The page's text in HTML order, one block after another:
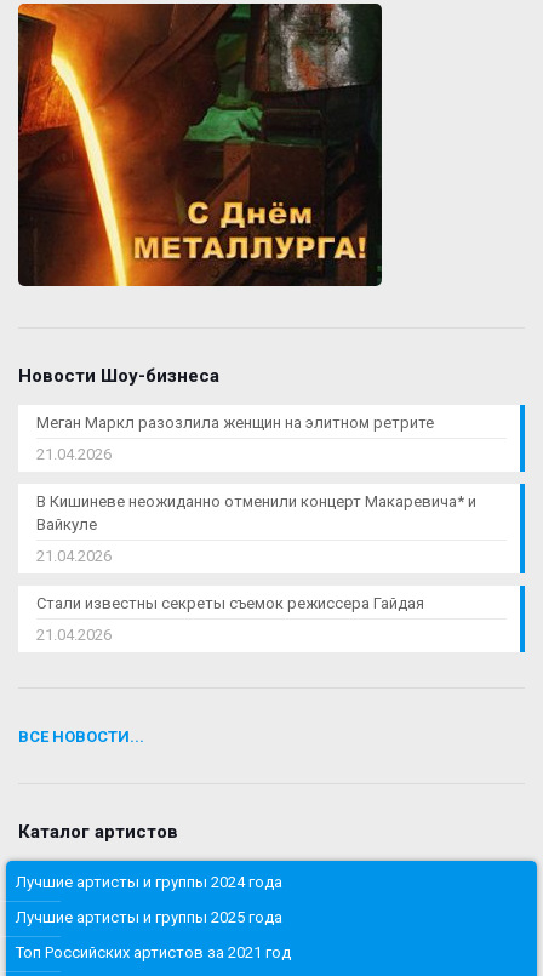
Новости Шоу-бизнеса
Меган Маркл разозлила женщин на элитном ретрите
21.04.2026
В Кишиневе неожиданно отменили концерт Макаревича* и
Вайкуле
21.04.2026
Стали известны секреты съемок режиссера Гайдая
21.04.2026
ВСЕ НОВОСТИ...
Каталог артистов
Лучшие артисты и группы 2024 года
Лучшие артисты и группы 2025 года
Топ Российских артистов за 2021 год